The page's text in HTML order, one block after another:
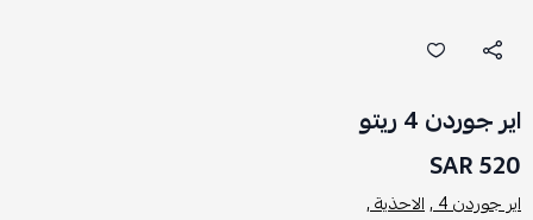
اير جوردن 4 ريتو
520 SAR
اير جوردن 4 , الاحذية ,